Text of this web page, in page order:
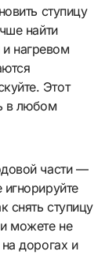
ступицу
найти
нагревом
Этот
в любом
части —
снять ступицу
можете не
дорогах и